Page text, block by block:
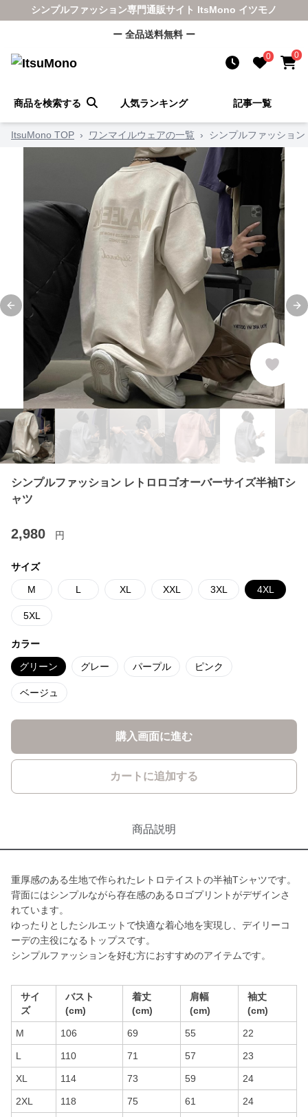
シンプルファッション専門通販サイト ItsMono イツモノ
ー 全品送料無料 ー
0 0
商品を検索する 人気ランキング 記事一覧
ItsuMono TOP › ワンマイルウェアの一覧 › シンプルファッショ
Previous slide
シンプルファッション レトロロゴオーバーサイズ半袖Tシ
ャツ
2,980 円
サイズ
M L XL XXL 3XL 4XL
5XL
カラー
グリーン グレー パープル ピンク
ベージュ
購入画面に進む
カートに追加する
商品説明
重厚感のある生地で作られたレトロテイストの半袖Tシャツです。
背面にはシンプルながら存在感のあるロゴプリントがデザインさ
れています。
ゆったりとしたシルエットで快適な着心地を実現し、デイリーコ
ーデの主役になるトップスです。
シンプルファッションを好む方におすすめのアイテムです。
サイ
ズ
バスト
(cm)
着丈
(cm)
肩幅
(cm)
袖丈
(cm)
M 106 69 55 22
L 110 71 57 23
XL 114 73 59 24
2XL 118 75 61 24